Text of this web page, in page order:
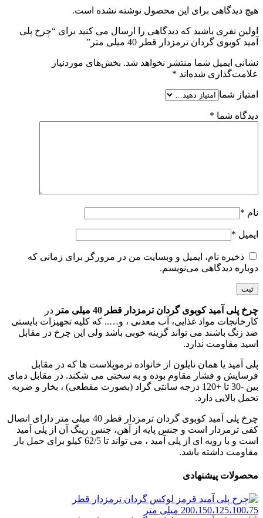
هیچ دیدگاهی برای این محصول نوشته نشده است.
اولین نفری باشید که دیدگاهی را ارسال می کنید برای “چرخ پلی
آمید کوبوی گردان ترمزدار قطر 40 میلی متر”
نشانی ایمیل شما منتشر نخواهد شد. بخش‌های موردنیاز
علامت‌گذاری شده‌اند *
امتیاز شما
دیدگاه شما *
نام *
ایمیل *
ذخیره نام، ایمیل و وبسایت من در مرورگر برای زمانی که
دوباره دیدگاهی می‌نویسم.
چرخ پلی آمید کوبوی گردان ترمزدار قطر 40 میلی متر
در
کارخانجات مواد غذایی، آب معدنی ، و….. که کلیه تجهیزات بایستی
ضد زنگ باشند می تواند گزینه خوبی باشد ولی این چرخ در مقابل
اسید مقاومت ندارد.
پلی آمید یا همان نایلون از خانواده ترموپلاست ها که در مقابل
فرسایش و فشار مقاوم بوده و به سختی می شکند. در مقابل دمای
بین -30 تا +120 درجه سانتی گراد (بصورت مقطعی) ، بخار و ضربه
تحمل بالایی دارد.
چرخ پلی آمید کوبوی گردان ترمزدار قطر 40 میلی متر دارای اتصال
کفی ترمزدار است و جنس پایه از آهن، جنس رینگ آن از پلی آمید
است و با رویه ای از پلی آمید ، می تواند تا 62/5 کیلو برای حمل بار
مقاومت داشته باشد.
محصولات پیشنهادی